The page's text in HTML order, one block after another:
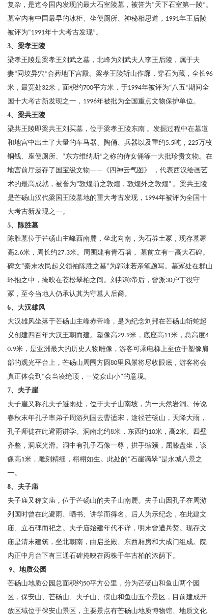
复杂，是迄今国内发现的最大石室陵墓，被誉为“天下石室第一陵” 。
墓室内有中国最早的冰柜、坐便厕所、神秘相思道， 1991年王后陵
被评为“1991年十大考古发现” 。
3、梁孝王陵
梁孝王陵是梁孝王刘武之墓，北峰为刘武夫人李王后陵，属于夫
妻“同坟异穴”合葬地下宫殿。梁孝王陵斩山作廓，穿石为藏，全长96
米，最宽处32米，面积约700平方米，于1994年被评为“ 八五”期间全
国十大考古新发现之一， 1996年被批为全国重点文物保护单位。
4、梁共王陵
梁共王陵即梁共王刘买墓，位于梁孝王陵东南 。发掘过程中在墓道
和地宫中出土了大量的车马器、陶俑、兵器以及重约5.5吨， 225万枚
铜钱、座便厕所、 “东方维纳斯”之称的侍女俑等一大批珍贵文物。在
地宫前厅遗存了国宝级文物—— 《四神云气图》 ，代表西汉绘画艺
术的最高成就，被誉为“敦煌前之敦煌，敦煌外之敦煌” 。梁共王陵
是芒砀山汉代梁国王陵墓地的重大考古发现， 1994年被评为全国十
大考古新发现之一。
5、陈胜墓
陈胜墓位于芒砀山主峰西南麓，坐北向南，为石券土冢，现存墓冢
高2.6米，周长约27.3米。周围建有青石墙， 墓前立有一高大石碑。
碑文“秦末农民起义领袖陈胜之墓”为郭沫若亲笔题写。墓冢处在群山
环抱之中，掩映在苍松翠柏之间。刘邦称帝后，曾派30 户丁役守
冢，至今当地人仍承认其为守墓人后裔。
6、大汉雄风
大汉雄风坐落于芒砀山主峰赤帝峰，是为纪念刘邦在芒砀山斩蛇起
义创建四百年大汉王朝而建。塑像高29.9米，底座高11米，总高度4
0.9米，是亚洲最大的历史人物雕像，游客可乘电梯上至位于塑像肩
部的观光平台上，芒砀山周围方圆80里风景将尽收眼底，游客将会
真正体会到 “会当凌绝顶，一览众山小”的意境。
7、夫子崖
夫子崖又称孔夫子避雨处，位于夫子山南坡，为一天然岩洞。传说
春秋末年孔子率弟子周游列国去曹适宋，途径芒砀山，天降大雨，
孔子师徒在此避雨讲学。洞南北约8米，东西约10米，高2米。四壁
齐整，洞底光滑。洞中有孔子石像一尊，拱手缩颈，屈膝盘坐，该
像高1米，雕刻精细，栩栩如生。此处的“石崖滴翠”是永城八景之
一。
8、夫子庙
夫子庙又称文庙，位于芒砀山的夫子山南麓。夫子山因孔子在周游
列国时曾在此避雨、晒书、讲学而得名。后人为示纪念，在此建文
庙、立石碑而祀之。夫子庙始建年代不详，明末曾遭兵焚。现存文
庙是清末建筑，坐北朝南，由启圣殿、东西厢房和大成门组成。院
内正中月台下有三通石碑掩映在两株千年古柏的浓荫下。
9、 地质公园
芒砀山地质公园总面积约50平方公里，分为芒砀山和鱼山两个园
区，保安山、芒砀山、夫子山、僖山和鱼山五个景区，目前建成开
放区域位于保安山景区，主要景点有芒砀山地质博物馆、地质文化